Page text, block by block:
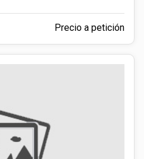
Precio a petición